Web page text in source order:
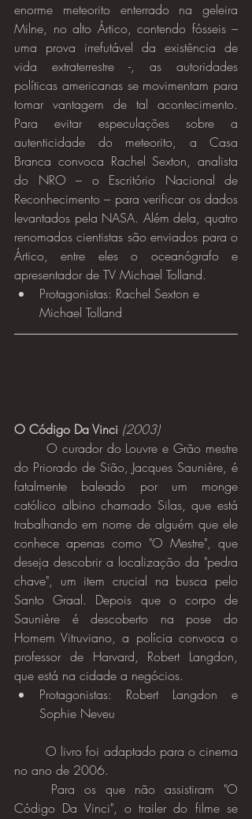
enorme meteorito enterrado na geleira
Milne, no alto Ártico, contendo fósseis –
uma prova irrefutável da existência de
vida extraterrestre -, as autoridades
políticas americanas se movimentam para
tomar vantagem de tal acontecimento.
Para evitar especulações sobre a
autenticidade do meteorito, a Casa
Branca convoca Rachel Sexton, analista
do NRO – o Escritório Nacional de
Reconhecimento – para verificar os dados
levantados pela NASA. Além dela, quatro
renomados cientistas são enviados para o
Ártico, entre eles o oceanógrafo e
apresentador de TV Michael Tolland.
Protagonistas: Rachel Sexton e
Michael Tolland
O Código Da Vinci (2003)
do Priorado de Sião, Jacques Saunière, é
fatalmente baleado por um monge
católico albino chamado Silas, que está
trabalhando em nome de alguém que ele
conhece apenas como "O Mestre", que
deseja descobrir a localização da "pedra
chave", um item crucial na busca pelo
Santo Graal. Depois que o corpo de
Saunière é descoberto na pose do
Homem Vitruviano, a polícia convoca o
professor de Harvard, Robert Langdon,
que está na cidade a negócios.
Protagonistas: Robert Langdon e
Sophie Neveu
	O livro foi adaptado para o cinema
no ano de 2006.
Código Da Vinci", o trailer do filme se